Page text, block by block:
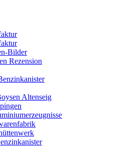
Bilder
Rezension
Altenseig